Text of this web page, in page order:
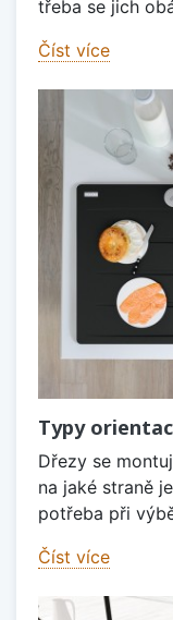
třeba se jich
Číst více
Typy
Dřezy se
na jaké straně
potřeba při
Číst více